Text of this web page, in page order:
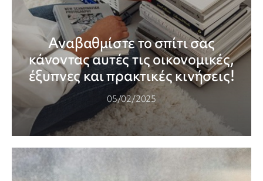
Αναβαθμίστε το σπίτι σας
κάνοντας αυτές τις οικονομικές,
έξυπνες και πρακτικές κινήσεις!
05/02/2025